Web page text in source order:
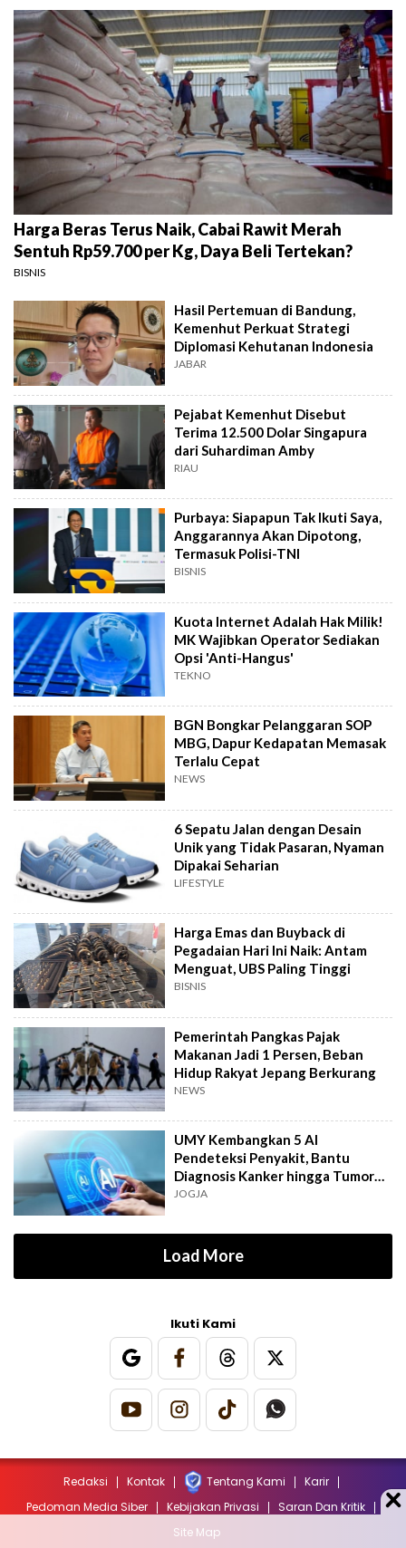
Harga Beras Terus Naik, Cabai Rawit Merah
Sentuh Rp59.700 per Kg, Daya Beli Tertekan?
BISNIS
Hasil Pertemuan di Bandung,
Kemenhut Perkuat Strategi
Diplomasi Kehutanan Indonesia
JABAR
Pejabat Kemenhut Disebut
Terima 12.500 Dolar Singapura
dari Suhardiman Amby
RIAU
Purbaya: Siapapun Tak Ikuti Saya,
Anggarannya Akan Dipotong,
Termasuk Polisi-TNI
BISNIS
Kuota Internet Adalah Hak Milik!
MK Wajibkan Operator Sediakan
Opsi 'Anti-Hangus'
TEKNO
BGN Bongkar Pelanggaran SOP
MBG, Dapur Kedapatan Memasak
Terlalu Cepat
NEWS
6 Sepatu Jalan dengan Desain
Unik yang Tidak Pasaran, Nyaman
Dipakai Seharian
LIFESTYLE
Harga Emas dan Buyback di
Pegadaian Hari Ini Naik: Antam
Menguat, UBS Paling Tinggi
BISNIS
Pemerintah Pangkas Pajak
Makanan Jadi 1 Persen, Beban
Hidup Rakyat Jepang Berkurang
NEWS
UMY Kembangkan 5 AI
Pendeteksi Penyakit, Bantu
Diagnosis Kanker hingga Tumor
Otak Lebih Cepat
JOGJA
Load More
Ikuti Kami
Redaksi Kontak Tentang Kami
Karir
Pedoman Media Siber
Kebijakan Privasi
Saran Dan Kritik
Site Map